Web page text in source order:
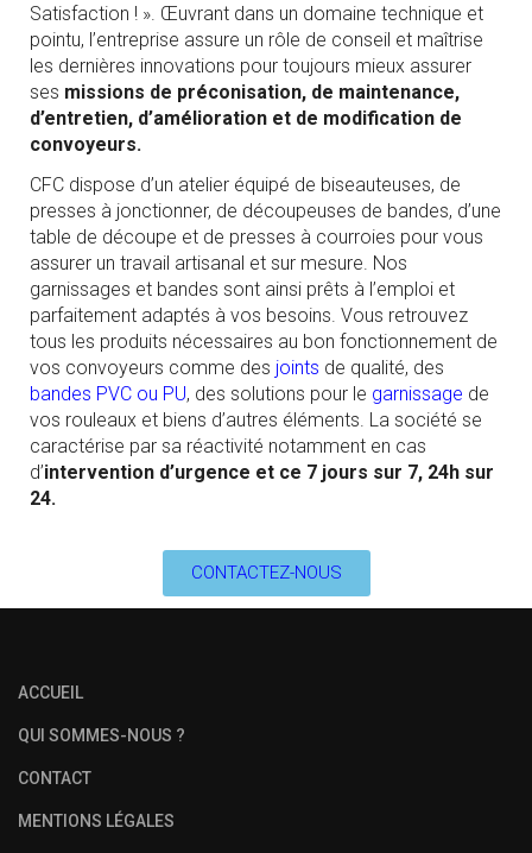
Satisfaction ! ». Œuvrant dans un domaine technique et
pointu, l’entreprise assure un rôle de conseil et maîtrise
les dernières innovations pour toujours mieux assurer
ses missions de préconisation, de maintenance,
d’entretien, d’amélioration et de modification de
convoyeurs.
CFC dispose d’un atelier équipé de biseauteuses, de
presses à jonctionner, de découpeuses de bandes, d’une
table de découpe et de presses à courroies pour vous
assurer un travail artisanal et sur mesure. Nos
garnissages et bandes sont ainsi prêts à l’emploi et
parfaitement adaptés à vos besoins. Vous retrouvez
tous les produits nécessaires au bon fonctionnement de
vos convoyeurs comme des joints de qualité, des
bandes PVC ou PU, des solutions pour le garnissage de
vos rouleaux et biens d’autres éléments. La société se
caractérise par sa réactivité notamment en cas
d’intervention d’urgence et ce 7 jours sur 7, 24h sur
24.
CONTACTEZ-NOUS
ACCUEIL
QUI SOMMES-NOUS ?
CONTACT
MENTIONS LÉGALES